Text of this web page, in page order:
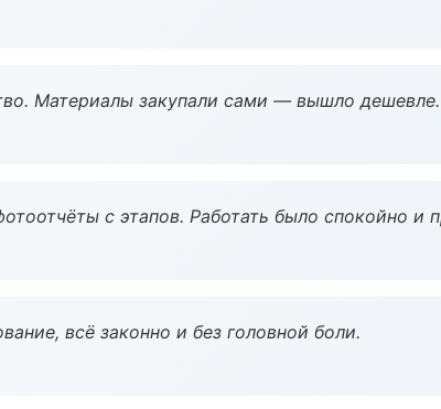
Материалы закупали сами — вышло дешевле.
с этапов. Работать было спокойно и
всё законно и без головной боли.